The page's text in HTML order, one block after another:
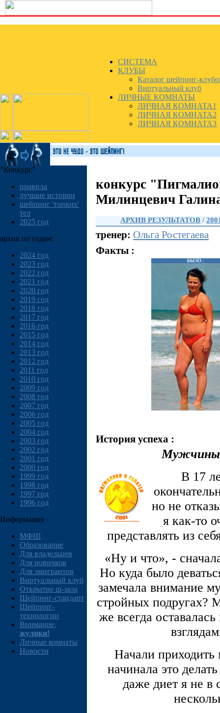
СИСТЕМА
КЛУБЫ
Каталог шейпинг-
Виртуальный клуб
ЛИЧНЫЕ КОМНАТЫ
ЛИЧНАЯ КОМНАТА1
ЛИЧНАЯ КОМНАТА2
ЛИЧНАЯ КОМНАТА3
"Конкурс"
правила
лучшие истории
шейпинг 'тонких'
тел
2025 год
архив по годам:
2024 год
2023 год
2022 год
2021 год
2020 год
2019 год
2018 год
2017 год
2016 год
2015 год
2014 год
2013 год
2012 год
2011 год
2010 год
2009 год
2008 год
2007 год
2006 год
2005 год
2004 год
2003 год
2002 год
2001 год
2000 год
1999 год
1998 год
1997 год
1996 год
Информация
МФШ
Образование
Для владельцев
Для новичков
Для эмигрантов
Виртуальный клуб
Открытие ш-зала
Шейпинг-стандарт
Шейпинг-
технологии
Внимание,
жулики!
Личные комнаты
Новости
конкурс
Милинцевич
АРХИВ РЕЗУЛЬТАТОВ /
тренер: Ольга Ростегаева
Факты :
БЫЛО :
История успеха :
Мужчины
В 17
но не
я как-то
представлять из
«Ну и что», -
Но куда было
замечала внимание
стройных подругах?
же всегда
Начали приходить
начинала это
даже диет я не в